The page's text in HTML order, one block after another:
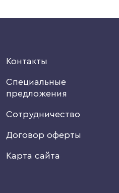
Контакты
Специальные
предложения
Сотрудничество
Договор оферты
Карта сайта